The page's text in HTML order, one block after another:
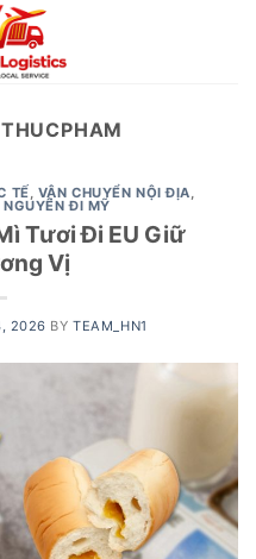
TẾ, VẬN CHUYỂN NỘI ĐỊA,
NGUYÊN ĐI MỸ
Tươi Đi EU Giữ
Vị
2026 BYTEAM_HN1